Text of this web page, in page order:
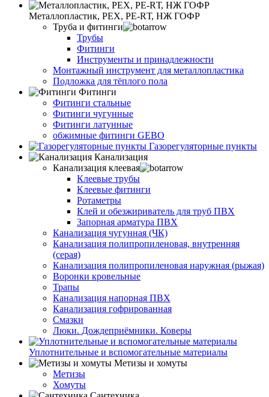
Металлопластик, РЕХ, РЕ-RТ, НЖ ГОФР
Труба и фитинги
Трубы
Фитинги
Инструменты и принадлежности
Монтажный инструмент для металлопластика
Подложка для тёплого пола
Фитинги
Фитинги стальные
Фитинги чугунные
Фитинги латунные
обжимные фитинги GEBO
Газорегуляторные пункты
Канализация
Канализация клеевая
Клеевые трубы
Клеевые фитинги
Ротаметры
Клей и обезжириватель для труб ПВХ
Запорная арматура ПВХ
Канализация чугунная (ЧК)
Канализация полипропиленовая, внутренняя
(серая)
Канализация полипропиленовая наружная (рыжая)
Воронки кровельные
Трапы
Канализация напорная ПВХ
Канализация гофрированная
Смазки
Люки. Дождеприёмники. Коверы
Уплотнительные и вспомогательные материалы
Метизы и хомуты
Метизы
Хомуты